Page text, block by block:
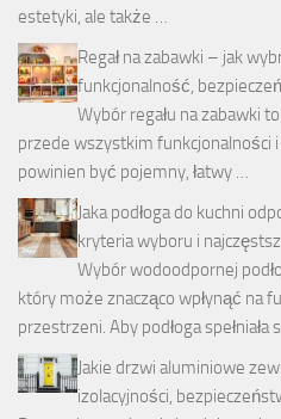
estetyki, ale także …
Regał na zabawki – jak
funkcjonalność,
Wybór regału na zabawki
przede wszystkim funkcjonalności
powinien być pojemny, łatwy …
Jaka podłoga do kuchni
kryteria wyboru i
Wybór wodoodpornej
który może znacząco wpłynąć na
przestrzeni. Aby podłoga spełniała
Jakie drzwi aluminiowe
izolacyjności,